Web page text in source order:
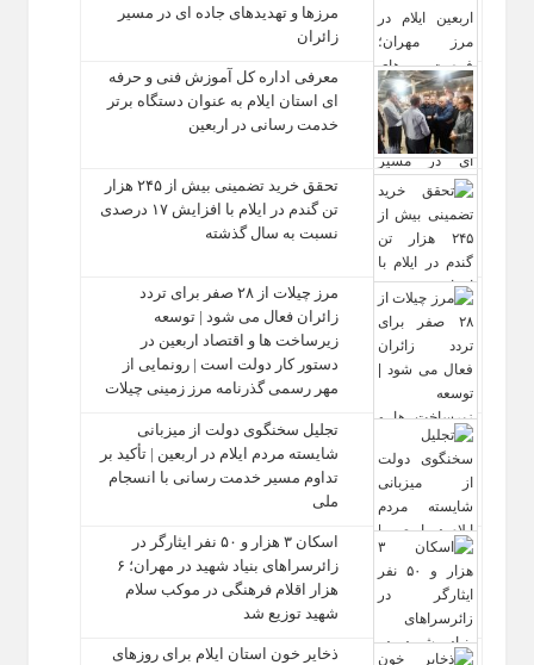
مرزها و تهدیدهای جاده‌ ای در مسیر
زائران
معرفی اداره کل آموزش فنی و حرفه‌
ای استان ایلام به‌ عنوان دستگاه برتر
خدمت‌ رسانی در اربعین
تحقق خرید تضمینی بیش از ۲۴۵ هزار
تن گندم در ایلام با افزایش ۱۷ درصدی
نسبت به سال گذشته
مرز چیلات از ۲۸ صفر برای تردد
زائران فعال می‌ شود | توسعه
زیرساخت‌ ها و اقتصاد اربعین در
دستور کار دولت است | رونمایی از
مهر رسمی گذرنامه مرز زمینی چیلات
تجلیل سخنگوی دولت از میزبانی
شایسته مردم ایلام در اربعین | تأکید بر
تداوم مسیر خدمت‌ رسانی با انسجام
ملی
اسکان ۳ هزار و ۵۰ نفر ایثارگر در
زائرسراهای بنیاد شهید در مهران؛ ۶
هزار اقلام فرهنگی در موکب سلام
شهید توزیع شد
ذخایر خون استان ایلام برای روزهای